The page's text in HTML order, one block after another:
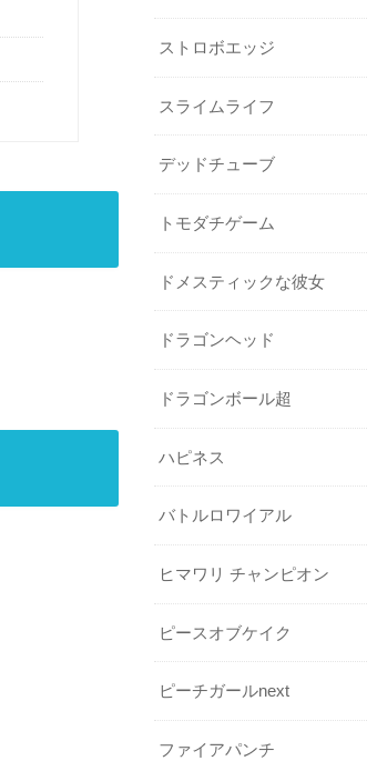
ストロボエッジ
スライムライフ
デッドチューブ
トモダチゲーム
ドメスティックな彼女
ドラゴンヘッド
ドラゴンボール超
ハピネス
バトルロワイアル
ヒマワリ チャンピオン
ピースオブケイク
ピーチガールnext
ファイアパンチ